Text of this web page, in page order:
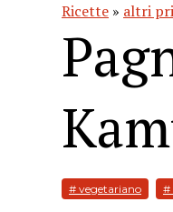
Ricette » altri
# vegetariano #